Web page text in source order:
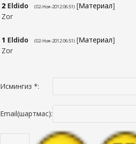
2 Eldido (02-Ноя-2012 06:51) [Материал]
Zor
1 Eldido (02-Ноя-2012 06:51) [Материал]
Zor
Исмингиз *:
Email(шартмас):